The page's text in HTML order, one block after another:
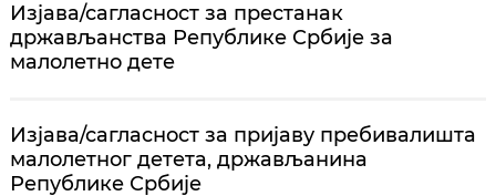
Изјава/сагласност за престанак
држављанства Републике Србије за
малолетно дете
Изјава/сагласност за пријаву пребивалишта
малолетног детета, држављанина
Републике Србије